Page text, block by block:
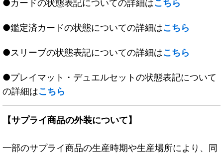
●カードの状態表記についての詳細はこちら
●鑑定済カードの状態についての詳細はこちら
●スリーブの状態表記についての詳細はこちら
●プレイマット・デュエルセットの状態表記について
の詳細はこちら
【サプライ商品の外装について】
一部のサプライ商品の生産時期や生産場所により、同